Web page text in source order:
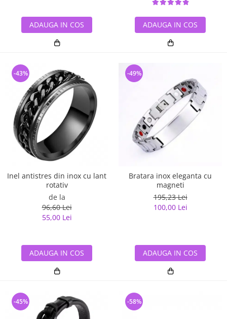
ADAUGA IN COS ADAUGA IN COS
Inel antistres din inox cu lant
rotativ
de la
96,60 Lei
55,00 Lei
-43%
ADAUGA IN COS
Bratara inox eleganta cu
magneti
195,23 Lei
100,00 Lei
-49%
ADAUGA IN COS
-45% -58%